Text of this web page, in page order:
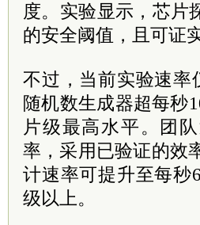
度。实验显示，芯片
的安全阈值，且可证
不过，当前实验速率
随机数生成器超每秒
片级最高水平。团
率，采用已验证的效
计速率可提升至每秒
级以上。